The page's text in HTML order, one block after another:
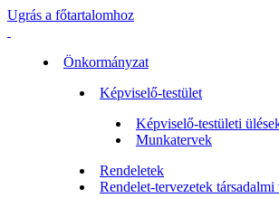
Ugrás a főtartalomhoz
Önkormányzat
Képviselő-testület
Képviselő-testületi
Munkatervek
Rendeletek
Rendelet-tervezetek társadalmi